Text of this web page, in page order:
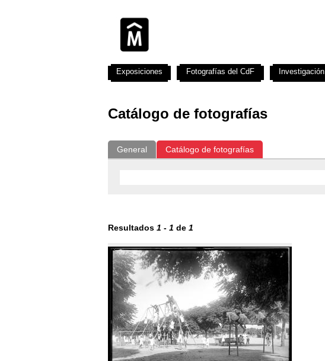
Catálogo de fotografías
General Catálogo de fotografías
Resultados 1 - 1 de 1
Exposiciones Fotografías del CdF Investigación